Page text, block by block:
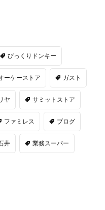
びっくりドンキー
ーケーストア ガスト
ヤ サミットストア
ファミレス ブログ
井 業務スーパー